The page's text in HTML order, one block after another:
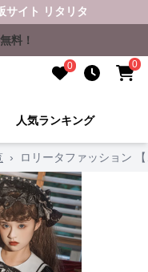
サイト リタリタ
料！
0 0
人気ランキング
› ロリータファッション